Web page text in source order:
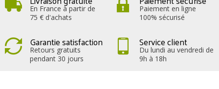
En France à partir de
75 € d'achats
Paiement en ligne
100% sécurisé
Garantie satisfaction
Retours gratuits
pendant 30 jours
Service client
Du lundi au vendredi de
9h à 18h